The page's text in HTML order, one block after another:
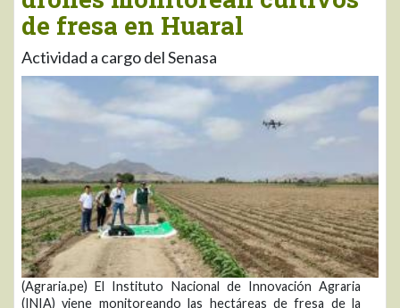
de fresa en Huaral
Actividad a cargo del Senasa
(Agraria.pe) El Instituto Nacional de Innovación Agraria
(INIA) viene monitoreando las hectáreas de fresa de la